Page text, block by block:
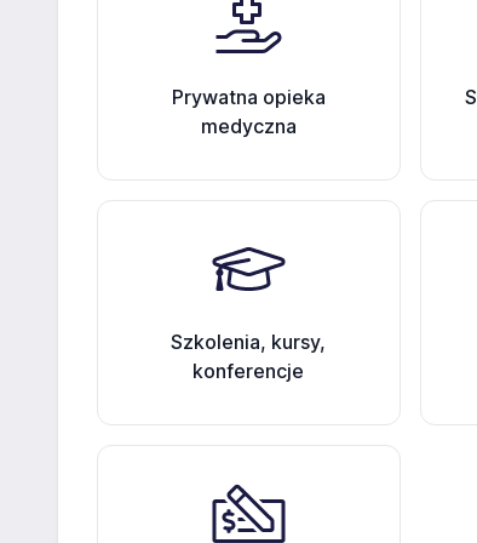
Prywatna opieka
medyczna
Szkolenia, kursy,
konferencje